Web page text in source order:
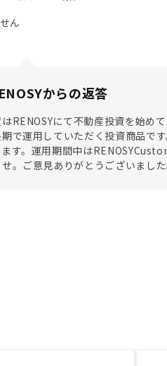
ん
からの返答
はRENOSYにて不動産投資を始め
期で運用していただく投資商品で
ます。運用期間中は
。ご意見ありがとうございました